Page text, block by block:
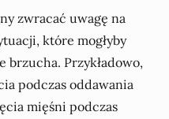
zwracać uwagę na
które mogłyby
brzucha. Przykładowo,
podczas oddawania
mięśni podczas